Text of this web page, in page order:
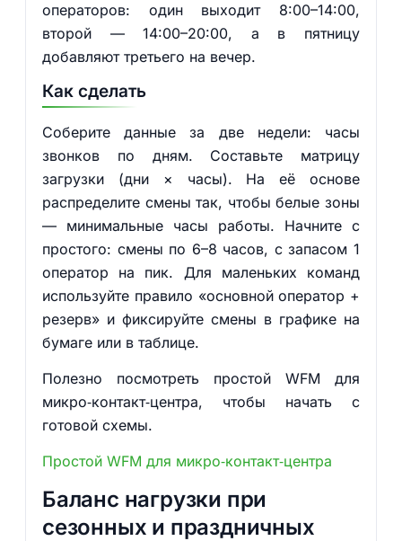
операторов: один выходит 8:00–14:00,
второй — 14:00–20:00, а в пятницу
добавляют третьего на вечер.
Как сделать
Соберите данные за две недели: часы
звонков по дням. Составьте матрицу
загрузки (дни × часы). На её основе
распределите смены так, чтобы белые зоны
— минимальные часы работы. Начните с
простого: смены по 6–8 часов, с запасом 1
оператор на пик. Для маленьких команд
используйте правило «основной оператор +
резерв» и фиксируйте смены в графике на
бумаге или в таблице.
Полезно посмотреть простой WFM для
микро‑контакт‑центра, чтобы начать с
готовой схемы.
Простой WFM для микро‑контакт‑центра
Баланс нагрузки при
сезонных и праздничных